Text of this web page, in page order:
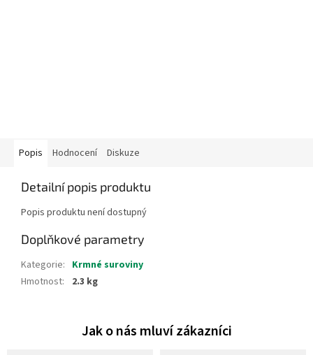
Popis Hodnocení Diskuze
Detailní popis produktu
Popis produktu není dostupný
Doplňkové parametry
Kategorie: Krmné suroviny
Hmotnost: 2.3 kg